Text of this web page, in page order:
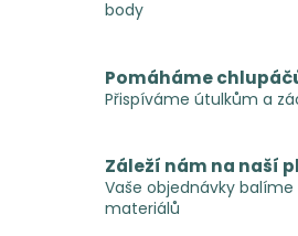
body
Pomáháme
Přispíváme útulkům a
Záleží nám na naší
Vaše objednávky
materiálů